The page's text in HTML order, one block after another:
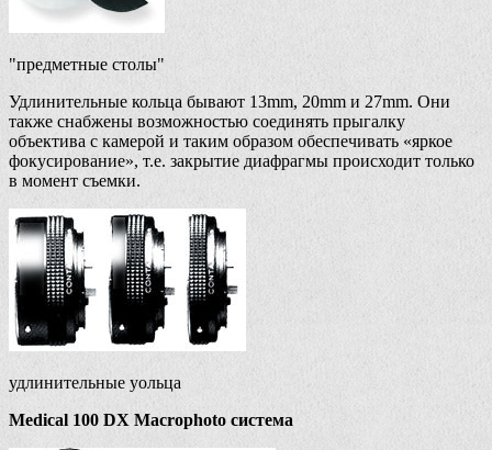
"предметные столы"
Удлинительные кольца бывают 13mm, 20mm и 27mm. Они
также снабжены возможностью соединять прыгалку
объектива с камерой и таким образом обеспечивать «яркое
фокусирование», т.е. закрытие диафрагмы происходит только
в момент съемки.
удлинительные уольца
Medical 100 DX Macrophoto система